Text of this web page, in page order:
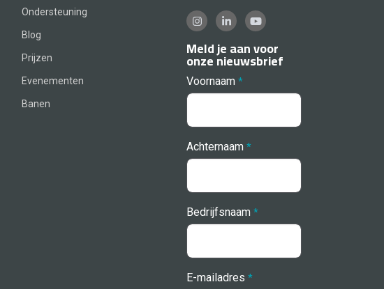
Ondersteuning
Blog
Prijzen
Evenementen
Banen
Meld je aan voor
onze nieuwsbrief
Voornaam *
Achternaam *
Bedrijfsnaam *
E-mailadres *